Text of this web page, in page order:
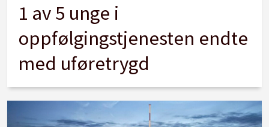
1 av 5 unge i
oppfølgingstjenesten endte
med uføretrygd